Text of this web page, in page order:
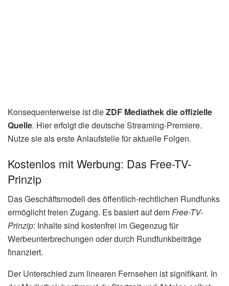
Konsequenterweise ist dieZDF Mediathek die offizielle
Quelle. Hier erfolgt die deutsche Streaming-Premiere.
Nutze sie als erste Anlaufstelle für aktuelle Folgen.
Kostenlos mit Werbung: Das Free-TV-
Prinzip
Das Geschäftsmodell des öffentlich-rechtlichen Rundfunks
ermöglicht freien Zugang. Es basiert auf demFree-TV-
Prinzip: Inhalte sind kostenfrei im Gegenzug für
Werbeunterbrechungen oder durch Rundfunkbeiträge
finanziert.
Der Unterschied zum linearen Fernsehen ist signifikant. In